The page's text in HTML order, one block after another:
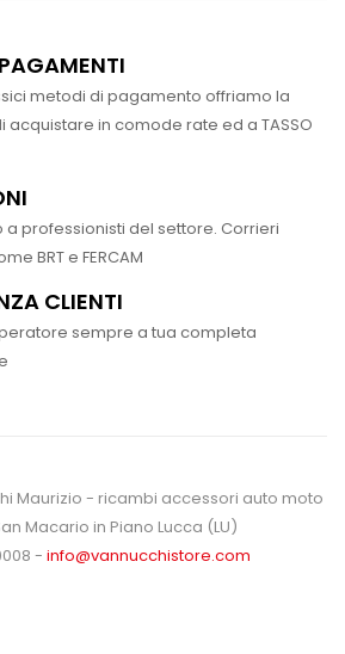
metodi di pagamento offriamo la
acquistare in comode rate ed a TASSO
a professionisti del settore. Corrieri
BRT e FERCAM
CLIENTI
sempre a tua completa
Maurizio - ricambi accessori auto moto
Macario in Piano Lucca (LU)
- info@vannucchistore.com